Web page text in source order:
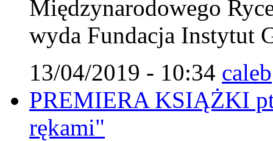
Międzynarodowego
wyda Fundacja Instytut
13/04/2019 - 10:34 caleb
PREMIERA KSIĄŻKI
rękami"